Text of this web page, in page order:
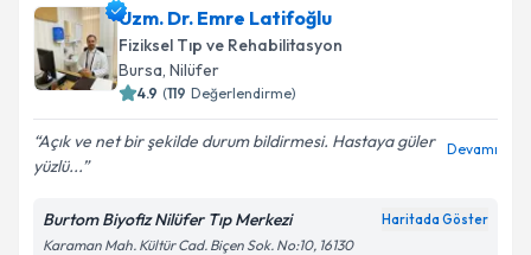
Uzm. Dr. Emre Latifoğlu
Fiziksel Tıp ve Rehabilitasyon
Bursa, Nilüfer
4.9 (119 Değerlendirme)
Açık ve net bir şekilde durum bildirmesi. Hastaya güler
yüzlü...
Devamı
Burtom Biyofiz Nilüfer Tıp Merkezi Haritada Göster
Karaman Mah. Kültür Cad. Biçen Sok. No:10, 16130